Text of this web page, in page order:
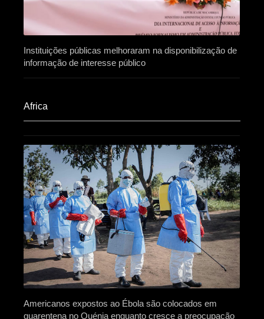
Instituições públicas melhoraram na disponibilização de
informação de interesse público
Africa​
Americanos expostos ao Ébola são colocados em
quarentena no Quénia enquanto cresce a preocupação